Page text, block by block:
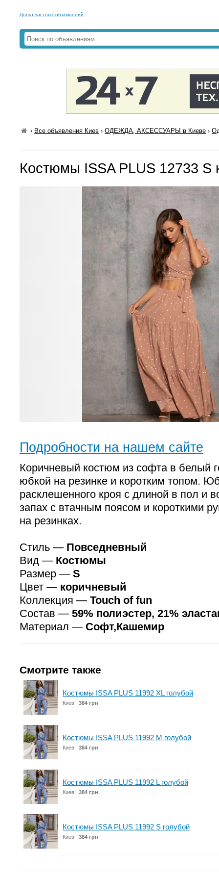
Доска частных объявлений
› Все объявления Киев ›ОДЕЖДА, АКСЕССУАРЫ в Киеве ›
Костюмы ISSA PLUS 12733 S
Подробности на нашем сайте
Коричневый костюм из софта в белый
юбкой на резинке и коротким топом.
расклешенного кроя с длиной в пол и
запах с втачным поясом и короткими
на резинках.
Стиль — Повседневный
Вид — Костюмы
Размер — S
Цвет — коричневый
Коллекция — Touch of fun
Состав — 59% полиэстер, 21%
Материал — Софт,Кашемир
Смотрите также
Костюмы ISSA PLUS 11992 XL голубой
Киев 384 грн
Костюмы ISSA PLUS 11992 M голубой
Киев 384 грн
Костюмы ISSA PLUS 11992 L голубой
Киев 384 грн
Костюмы ISSA PLUS 11992 S голубой
Киев 384 грн